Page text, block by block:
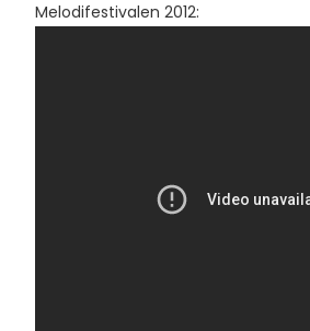
Melodifestivalen 2012: